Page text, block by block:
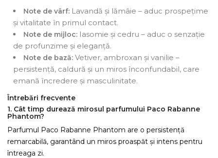
Note de vârf: Lavandă și lămâie – aduc prospețime
și vitalitate în primul contact.
Note de mijloc: Iasomie și cedru – aduc o senzație
de profunzime și eleganță.
Note de bază: Vetiver, ambroxan și vanilie –
persistență, caldură și un miros înconfundabil, care
emană încredere și masculinitate.
Întrebări frecvente
1. Cât timp durează mirosul parfumului Paco Rabanne
Phantom?
Parfumul Paco Rabanne Phantom are o persistență
remarcabilă, garantând un miros proaspăt și intens pentru
întreaga zi.